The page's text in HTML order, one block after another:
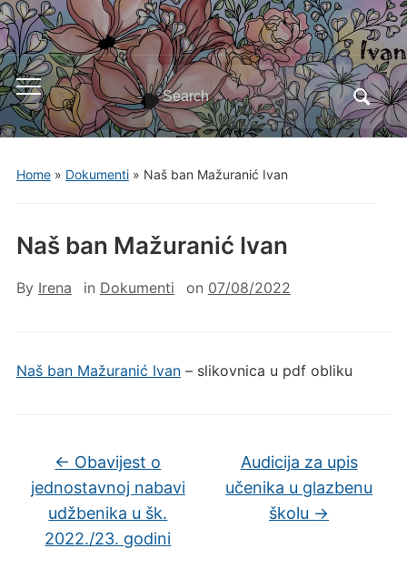
Toggle
mobile
menu
Search
for:
Home» Dokumenti» Naš ban Mažuranić Ivan
Naš ban Mažuranić Ivan
By Irena in Dokumenti on 07/08/2022
Naš ban Mažuranić Ivan– slikovnica u pdf obliku
← Obavijest o
jednostavnoj nabavi
udžbenika u šk.
2022./23. godini
Audicija za upis
učenika u glazbenu
školu →